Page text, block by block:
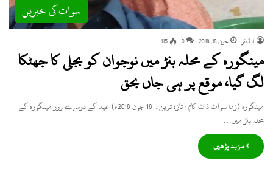
سوات کی خبریں
ایڈیٹر جون 18, 2018 0
115
مینگورہ کے محلہ بنڑ میں نوجوان کو بجلی کا جھٹکا
لگ گیا، موقع پر ہی جاں بحق
مینگورہ (زما سوات ڈاٹ کام ، تازہ ترین۔ 18 جون 2018ء) عید کے دوسرے روز مینگورہ کے
محلہ بنڑ میں…
» مزید پڑھیں